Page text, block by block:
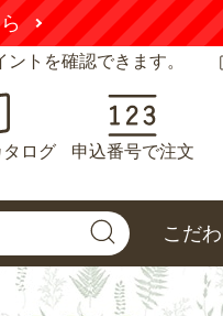
トを確認できます。
ログ 申込番号で注文
こだ